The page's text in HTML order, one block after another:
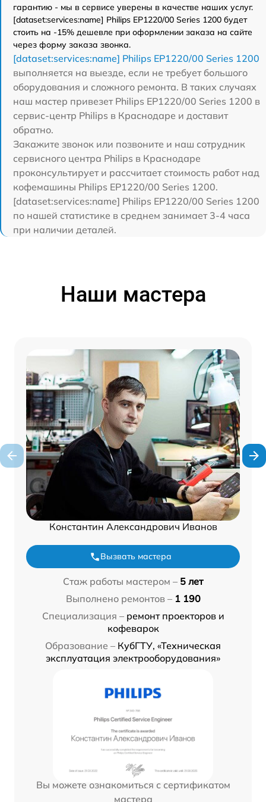
гарантию - мы в сервисе уверены в качестве наших услуг.
[dataset:services:name] Philips EP1220/00 Series 1200 будет
стоить на -15% дешевле при оформлении заказа на сайте
через форму заказа звонка.
[dataset:services:name] Philips EP1220/00 Series 1200
выполняется на выезде, если не требует большого
оборудования и сложного ремонта. В таких случаях
наш мастер привезет Philips EP1220/00 Series 1200 в
сервис-центр Philips в Краснодаре и доставит
обратно.
Закажите звонок или позвоните и наш сотрудник
сервисного центра Philips в Краснодаре
проконсультирует и рассчитает стоимость работ над
кофемашины Philips EP1220/00 Series 1200.
[dataset:services:name] Philips EP1220/00 Series 1200
по нашей статистике в среднем занимает 3-4 часа
при наличии деталей.
Наши мастера
Константин Александрович Иванов
Вызвать мастера
Стаж работы мастером – 5 лет
Выполнено ремонтов – 1 190
Специализация – ремонт проекторов и
кофеварок
Образование – КубГТУ, «Техническая
эксплуатация электрооборудования»
Вы можете ознакомиться с сертификатом
мастера